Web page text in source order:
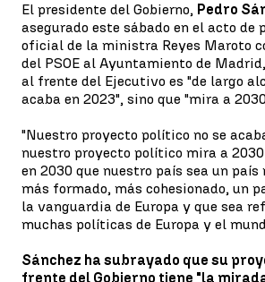
El presidente del Gobierno, Pedro
asegurado este sábado en el acto de
oficial de la ministra Reyes Maroto
del PSOE al Ayuntamiento de
al frente del Ejecutivo es "de largo
acaba en 2023", sino que "mira a
"Nuestro proyecto político no se
nuestro proyecto político mira a 2030
en 2030 que nuestro país sea un
más formado, más cohesionado, un
la vanguardia de Europa y que sea
muchas políticas de Europa y el
Sánchez ha subrayado que su
frente del Gobierno tiene "la